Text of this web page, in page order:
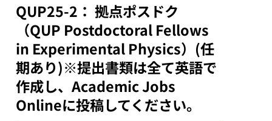
QUP25-2： 拠点ポスドク
（QUP Postdoctoral Fellows
in Experimental Physics）(任
期あり)※提出書類は全て英語で
作成し、Academic Jobs
Onlineに投稿してください。